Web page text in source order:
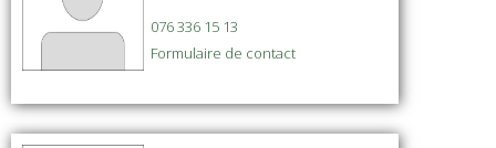
076 336 15 13
Formulaire de contact